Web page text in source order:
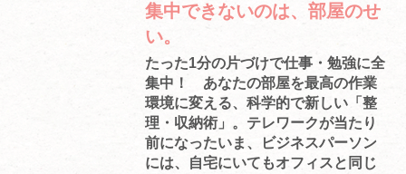
集中できないのは、部屋のせ
い。
たった1分の片づけで仕事・勉強に全
集中！ あなたの部屋を最高の作業
環境に変える、科学的で新しい「整
理・収納術」。テレワークが当たり
前になったいま、ビジネスパーソン
には、自宅にいてもオフィスと同じ